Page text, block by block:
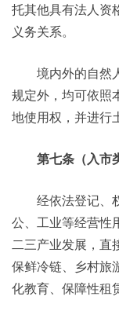
托其他具有法人资
义务关系。
境内外的自然人
规定外，均可依照
地使用权，并进行
第七条（入市类
经依法登记、权
公、工业等经营性
二三产业发展，直
保鲜冷链、乡村旅
化教育、保障性租